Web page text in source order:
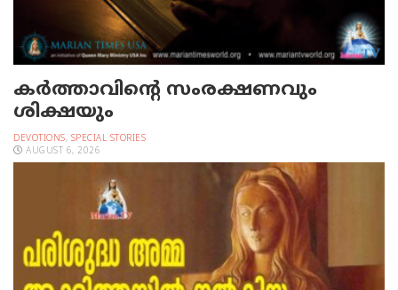
കർത്താവിന്റെ സംരക്ഷണവും
ശിക്ഷയും
DEVOTIONS, SPECIAL STORIES
AUGUST 6, 2026